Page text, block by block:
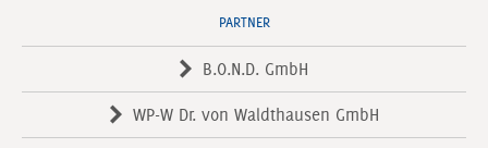
PARTNER
B.O.N.D. GmbH
WP-W Dr. von Waldthausen GmbH